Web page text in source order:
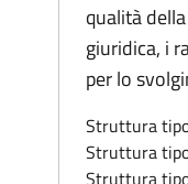
qualità
giuridica, i
per lo
Struttura
Struttura
Struttura